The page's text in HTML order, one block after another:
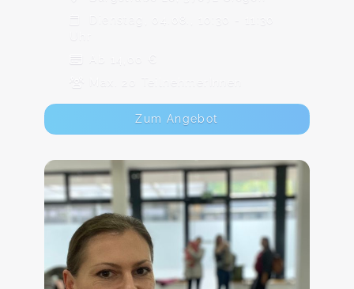
Dienstag, 04.08., 10:30 - 11:30
Ab 14,00 €
Max. 20 TeilnehmerInnen
Zum Angebot